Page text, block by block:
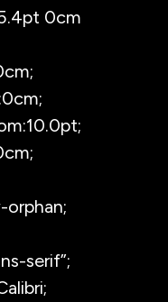
0cm
serif”;